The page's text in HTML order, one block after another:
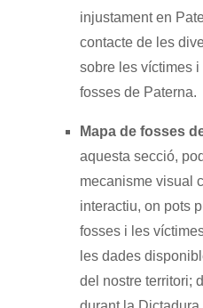
injustament en
contacte de les
sobre les víctimes
fosses de Paterna.
Mapa de fosses
aquesta secció,
mecanisme visual
interactiu, on pots
fosses i les
les dades
del nostre territori;